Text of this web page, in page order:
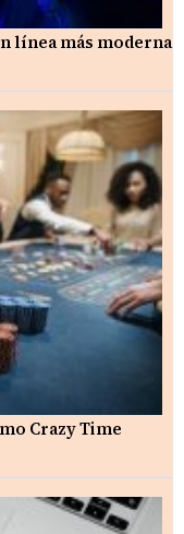
línea más moderna
Crazy Time